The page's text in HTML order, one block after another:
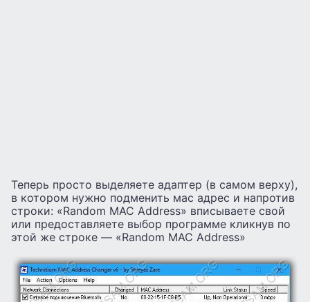
Теперь просто выделяете адаптер (в самом верху),
в котором нужно подменить мас адрес и напротив
строки: «Random MAC Address» вписываете свой
или предоставляете выбор программе кликнув по
этой же строке — «Random MAC Address»